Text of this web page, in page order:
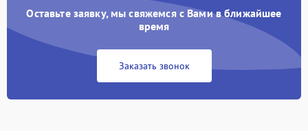
Неравномерная подсветка
4500 ₽ Подробнее →
автоматическая коррекция
трапеции (Keystone)
3000 ₽ Подробнее →
Оставьте заявку, мы свяжемся с Вами в ближайшее
время
Заказать звонок